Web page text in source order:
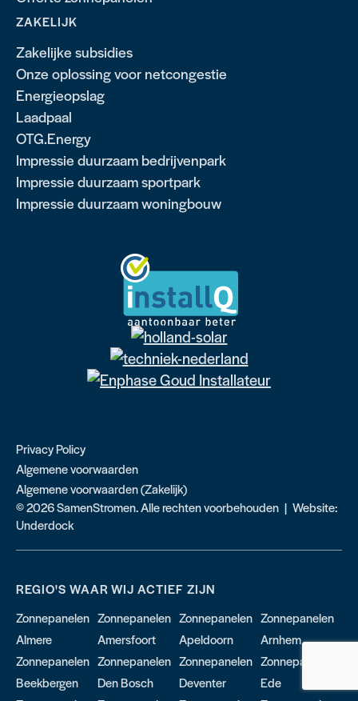
ZAKELIJK
Zakelijke subsidies
Onze oplossing voor netcongestie
Energieopslag
Laadpaal
OTG.Energy
Impressie duurzaam bedrijvenpark
Impressie duurzaam sportpark
Impressie duurzaam woningbouw
Privacy Policy
Algemene voorwaarden
Algemene voorwaarden (Zakelijk)
© 2026 SamenStromen. Alle rechten voorbehouden | Website:
Underdock
REGIO'S WAAR WIJ ACTIEF ZIJN
Zonnepanelen
Almere
Zonnepanelen
Amersfoort
Zonnepanelen
Apeldoorn
Zonnepanelen
Arnhem
Zonnepanelen
Beekbergen
Zonnepanelen
Den Bosch
Zonnepanelen
Deventer
Zonnepanelen
Ede